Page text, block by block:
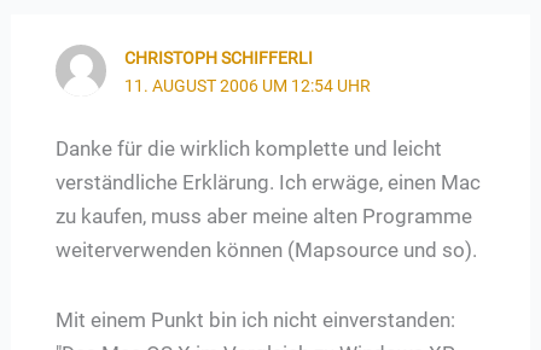
CHRISTOPH SCHIFFERLI
11. AUGUST 2006 UM 12:54 UHR
Danke für die wirklich komplette und leicht
verständliche Erklärung. Ich erwäge, einen Mac
zu kaufen, muss aber meine alten Programme
weiterverwenden können (Mapsource und so).
Mit einem Punkt bin ich nicht einverstanden: